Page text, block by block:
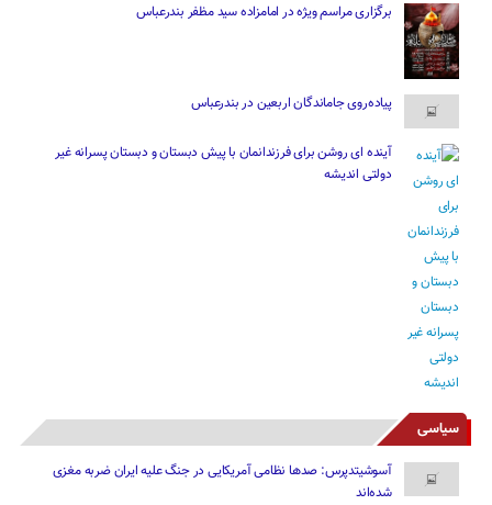
برگزاری مراسم ویژه در امامزاده سید مظفر بندرعباس
پیاده‌روی جاماندگان اربعین در بندرعباس
آینده ای روشن برای فرزندانمان با پیش دبستان و دبستان پسرانه غیر
دولتی اندیشه
سیاسی
آسوشیتدپرس: صدها نظامی آمریکایی در جنگ علیه ایران ضربه مغزی
شده‌اند